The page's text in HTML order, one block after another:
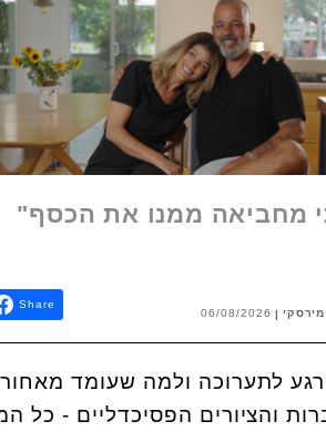
מחביאה ממנו את הכסף"
06/08/2026
Share
רגע לתערוכה ולמה שעומד
והציורים הפסיכדליים - כל